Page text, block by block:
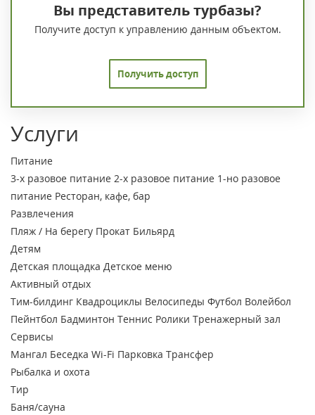
Вы представитель турбазы?
Получите доступ к управлению данным объектом.
Получить доступ
Услуги
Питание
3-х разовое питание 2-х разовое питание 1-но разовое
питание Ресторан, кафе, бар
Развлечения
Пляж / На берегу Прокат Бильярд
Детям
Детская площадка Детское меню
Активный отдых
Тим-билдинг Квадроциклы Велосипеды Футбол Волейбол
Пейнтбол Бадминтон Теннис Ролики Тренажерный зал
Сервисы
Мангал Беседка Wi-Fi Парковка Трансфер
Рыбалка и охота
Тир
Баня/сауна